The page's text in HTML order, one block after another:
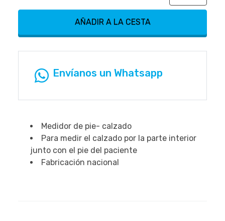
AÑADIR A LA CESTA
Envíanos un Whatsapp
Medidor de pie- calzado
Para medir el calzado por la parte interior
junto con el pie del paciente
Fabricación nacional